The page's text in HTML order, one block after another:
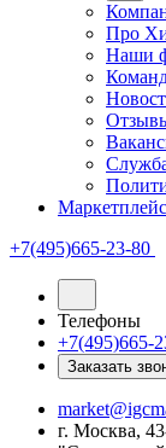
Про
Наши
+7(495)665-23-80
Телефоны
+7(495)665-
Заказать
г. Москва,